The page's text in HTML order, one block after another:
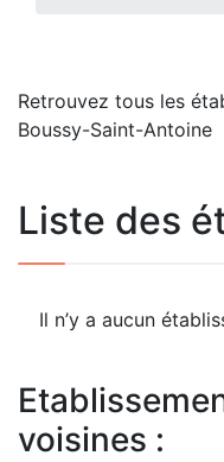
Retrouvez tous les
Boussy-Saint-Antoine
Liste des
Il n’y a aucun
voisines :